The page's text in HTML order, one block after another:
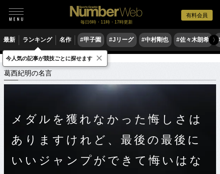
有料会員
毎日6時・11時・17時更新
最新 ランキング 名作 #甲子園 #Jリーグ #中村剛也 #佐々木朗希 〉
スポーツ名言集 カ 葛西紀明の名言
葛西紀明の名言
メダルを獲れなかった悔しさは
ありますけれど、最後の最後に
いいジャンプができて悔いはな
今人気の記事が競技ごとに探せます ×